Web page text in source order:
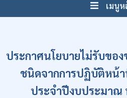
เมนูห
ประกาศนโยบายไม่รับขอ
ชนิดจากการปฏิบัติหน้
ประจำปีงบประมาณ